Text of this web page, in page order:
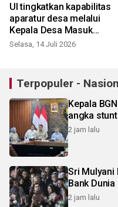
UI tingkatkan kapabilitas
aparatur desa melalui
Kepala Desa Masuk
Kampus
Selasa, 14 Juli 2026
Terpopuler -
Kepala
angka
2 jam lalu
Sri Mulyani
Bank Dunia
2 jam lalu